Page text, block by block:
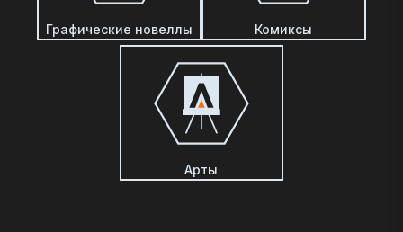
Графические новеллы Комиксы
Арты